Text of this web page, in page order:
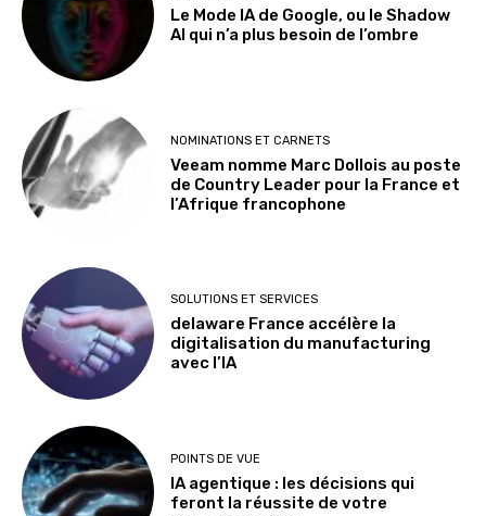
Le Mode IA de Google, ou le Shadow
AI qui n’a plus besoin de l’ombre
NOMINATIONS ET CARNETS
Veeam nomme Marc Dollois au poste
de Country Leader pour la France et
l’Afrique francophone
SOLUTIONS ET SERVICES
delaware France accélère la
digitalisation du manufacturing
avec l’IA
POINTS DE VUE
IA agentique : les décisions qui
feront la réussite de votre